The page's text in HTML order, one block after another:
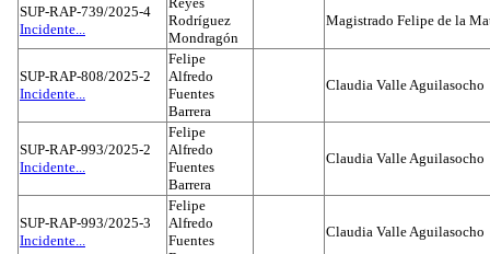
SUP-RAP-739/2025-4
Incidente...
Rodríguez
Mondragón
Magistrado Felipe de la
SUP-RAP-808/2025-2
Incidente...
Felipe
Alfredo
Fuentes
Barrera
Claudia Valle Aguilasocho
SUP-RAP-993/2025-2
Incidente...
Felipe
Alfredo
Fuentes
Barrera
Claudia Valle Aguilasocho
SUP-RAP-993/2025-3
Incidente...
Felipe
Alfredo
Fuentes
Claudia Valle Aguilasocho